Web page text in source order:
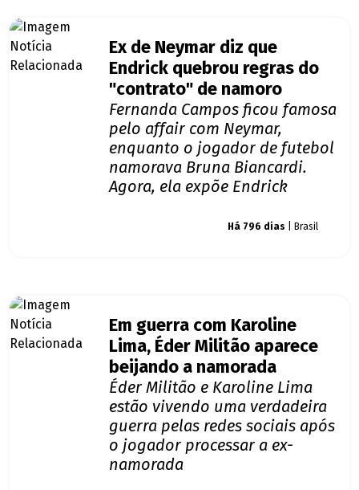
Ex de Neymar diz que
Endrick quebrou regras do
"contrato" de namoro
Fernanda Campos ficou famosa
pelo affair com Neymar,
enquanto o jogador de futebol
namorava Bruna Biancardi.
Agora, ela expõe Endrick
Há 796 dias | Brasil
Em guerra com Karoline
Lima, Éder Militão aparece
beijando a namorada
Éder Militão e Karoline Lima
estão vivendo uma verdadeira
guerra pelas redes sociais após
o jogador processar a ex-
namorada